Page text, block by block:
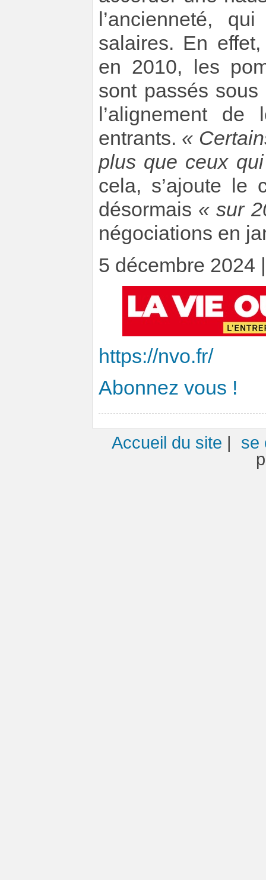
l’ancienneté,
salaires. En
en 2010, les
sont passés
l’alignement
entrants. «
plus que ceux
cela, s’ajoute le
désormais « sur
négociations en
5 décembre 2024
https://nvo.fr/
Abonnez vous !
Accueil du site | se